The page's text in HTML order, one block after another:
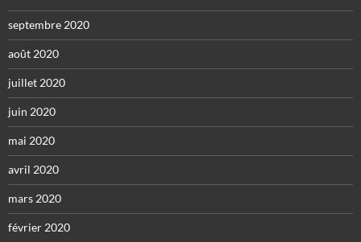
septembre 2020
août 2020
juillet 2020
juin 2020
mai 2020
avril 2020
mars 2020
février 2020